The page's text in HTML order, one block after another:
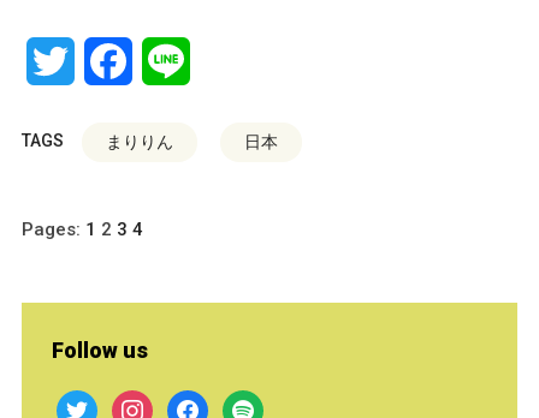
Twitter Facebook
TAGS まりりん 日本
Pages: 1 2 3 4
Follow us
twitter instagramfacebook
spotify